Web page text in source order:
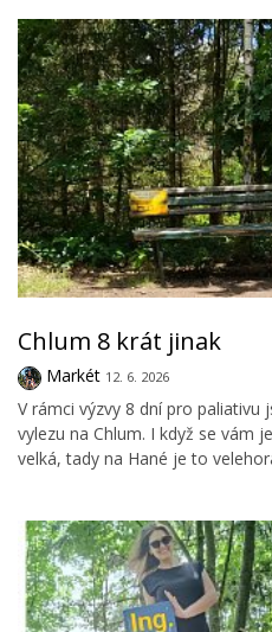
Chlum 8 krát jinak
Markét 12. 6. 2026
V rámci výzvy 8 dní pro paliativu
vylezu na Chlum. I když se vám
velká, tady na Hané je to